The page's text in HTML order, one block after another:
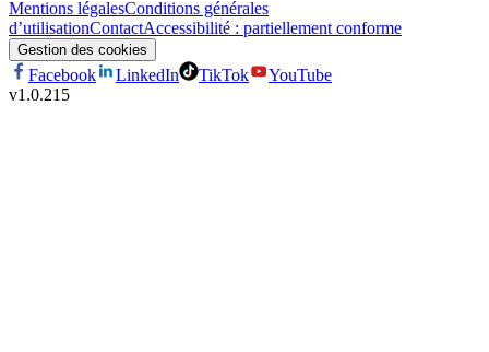
Mentions légalesConditions générales
d’utilisationContactAccessibilité : partiellement conforme
Gestion des cookies
Facebook LinkedIn TikTok
YouTube
v1.0.215